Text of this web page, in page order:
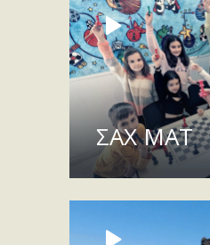
ΣΑΧ ΜΑΤ